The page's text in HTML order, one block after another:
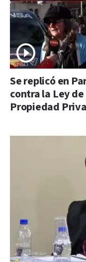
Se replicó en
contra la Ley
Propiedad